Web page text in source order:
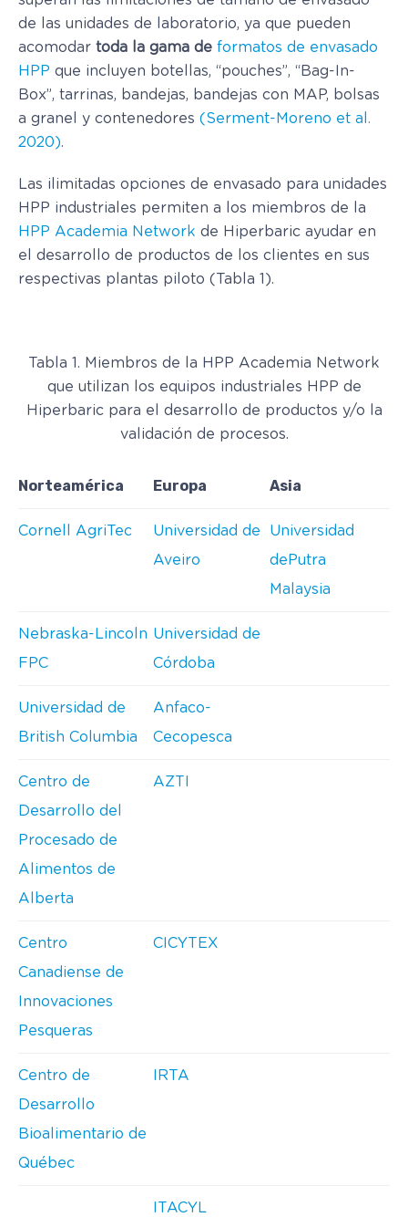
de las unidades de laboratorio, ya que pueden
acomodar toda la gama de formatos de envasado
HPP que incluyen botellas, “pouches”, “Bag-In-
Box”, tarrinas, bandejas, bandejas con MAP, bolsas
a granel y contenedores (Serment-Moreno et al.
2020).
Las ilimitadas opciones de envasado para unidades
HPP industriales permiten a los miembros de la
HPP Academia Network de Hiperbaric ayudar en
el desarrollo de productos de los clientes en sus
respectivas plantas piloto (Tabla 1).
Tabla 1. Miembros de la HPP Academia Network
que utilizan los equipos industriales HPP de
Hiperbaric para el desarrollo de productos y/o la
validación de procesos.
Norteamérica Europa Asia
Cornell AgriTec
Universidad de
Aveiro
Universidad
dePutra
Malaysia
Nebraska-Lincoln
FPC
Universidad de
Córdoba
Universidad de
British Columbia
Anfaco-
Cecopesca
Centro de
Desarrollo del
Procesado de
Alimentos de
Alberta
AZTI
Centro
Canadiense de
Innovaciones
Pesqueras
CICYTEX
Centro de
Desarrollo
Bioalimentario de
Québec
IRTA
ITACYL